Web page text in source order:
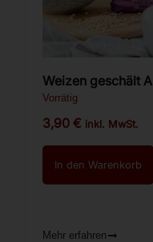
Weizen geschält
Ձավար
Vorrätig
3,90 € inkl. MwSt.
In den Warenkorb
Mehr erfahren